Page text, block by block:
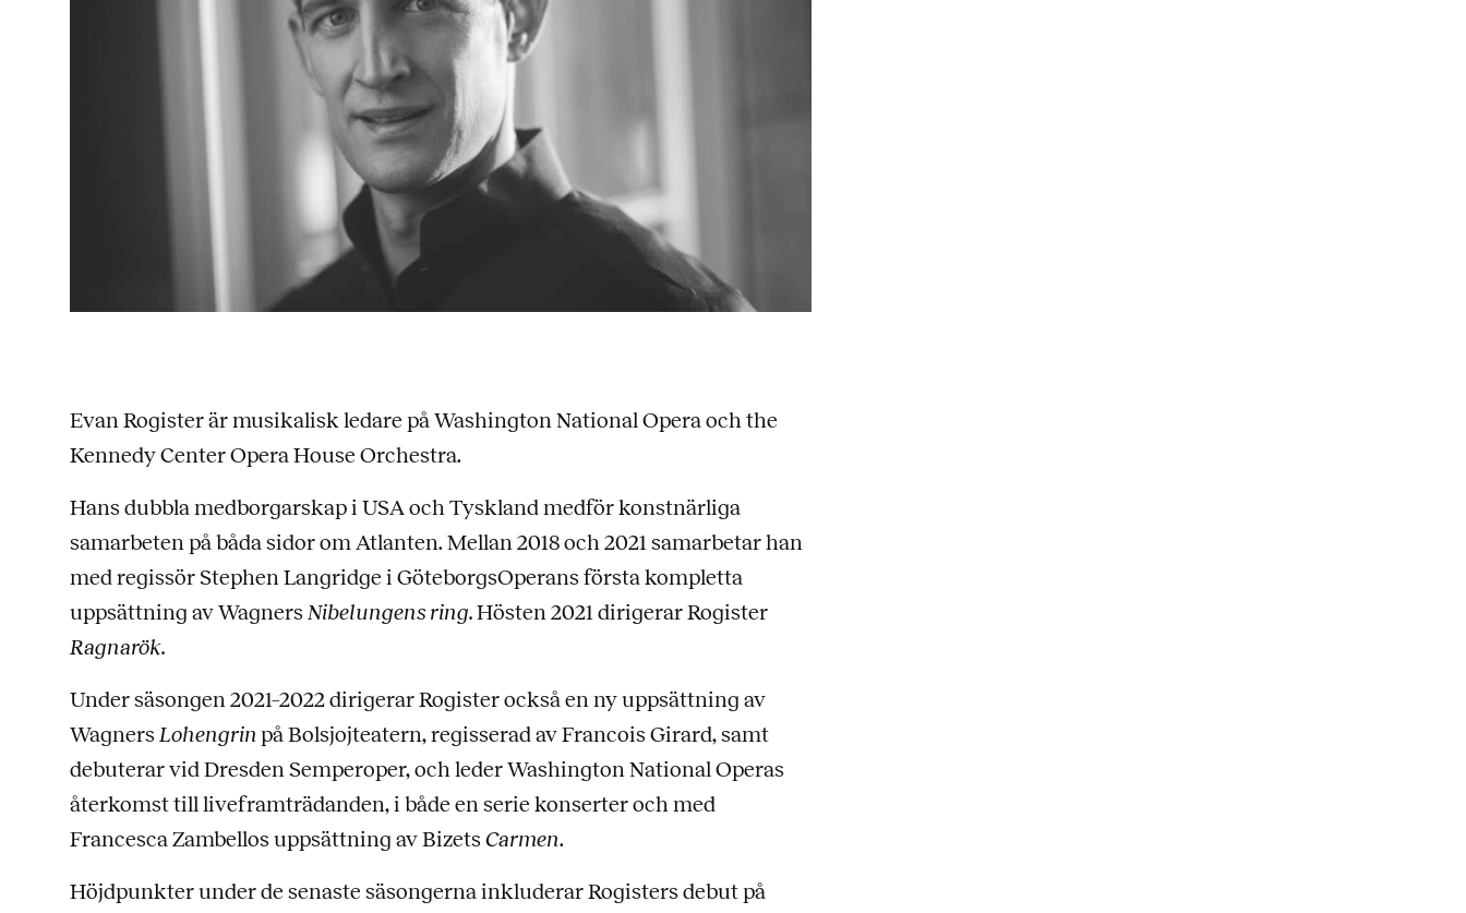
Evan Rogister är musikalisk ledare på Washington National Opera och the
Kennedy Center Opera House Orchestra.
Hans dubbla medborgarskap i USA och Tyskland medför konstnärliga
samarbeten på båda sidor om Atlanten. Mellan 2018 och 2021 samarbetar han
med regissör Stephen Langridge i GöteborgsOperans första kompletta
uppsättning av Wagners Nibelungens ring.Hösten 2021 dirigerar Rogister
Ragnarök.
Under säsongen 2021–2022 dirigerar Rogister också en ny uppsättning av
Wagners Lohengrinpå Bolsjojteatern, regisserad av Francois Girard, samt
debuterar vid Dresden Semperoper, och leder Washington National Operas
återkomst till liveframträdanden, i både en serie konserter och med
Francesca Zambellos uppsättning av Bizets Carmen.
Höjdpunkter under de senaste säsongerna inkluderar Rogisters debut på